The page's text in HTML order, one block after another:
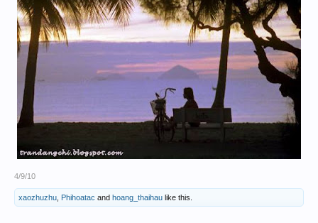
4/9/10
xaozhuzhu Phihoatac and hoang_thaihau like this.